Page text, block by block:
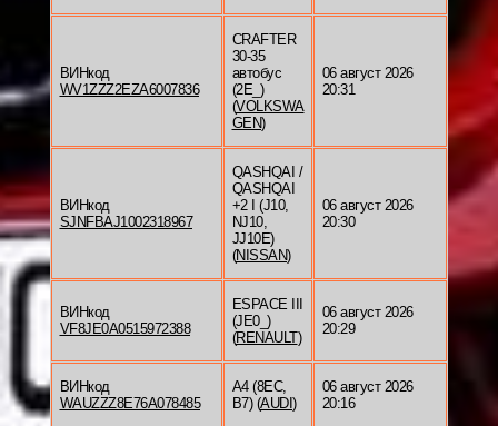
ВИНкод
WV1ZZZ2EZA6007836
CRAFTER
30-35
автобус
(2E_)
(VOLKSWA
GEN)
06 август 2026
20:31
ВИНкод
SJNFBAJ1002318967
QASHQAI /
QASHQAI
+2 I (J10,
NJ10,
JJ10E)
(NISSAN)
06 август 2026
20:30
ВИНкод
VF8JE0A0515972388
ESPACE III
(JE0_)
(RENAULT)
06 август 2026
20:29
ВИНкод
WAUZZZ8E76A078485
A4 (8EC,
B7) (AUDI )
06 август 2026
20:16